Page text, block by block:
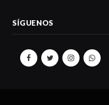
SÍGUENOS